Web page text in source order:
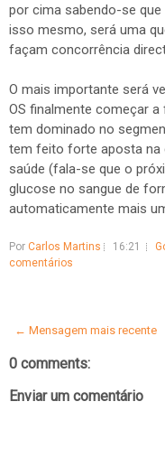
por cima sabendo-se
isso mesmo, será uma
façam concorrência
O mais importante será
OS finalmente começar
tem dominado no
tem feito forte aposta na
saúde (fala-se que o
glucose no sangue de
automaticamente mais
Por Carlos Martins 16:21
comentários
← Mensagem mais recente
0 comments:
Enviar um comentário